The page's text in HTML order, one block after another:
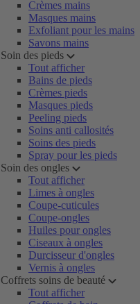
Crèmes mains
Masques mains
Exfoliant pour les mains
Savons mains
Soin des pieds
Tout afficher
Bains de pieds
Crèmes pieds
Masques pieds
Peeling pieds
Soins anti callosités
Soins des pieds
Spray pour les pieds
Soin des ongles
Tout afficher
Limes à ongles
Coupe-cuticules
Coupe-ongles
Huiles pour ongles
Ciseaux à ongles
Durcisseur d'ongles
Vernis à ongles
Coffrets soins de beauté
Tout afficher